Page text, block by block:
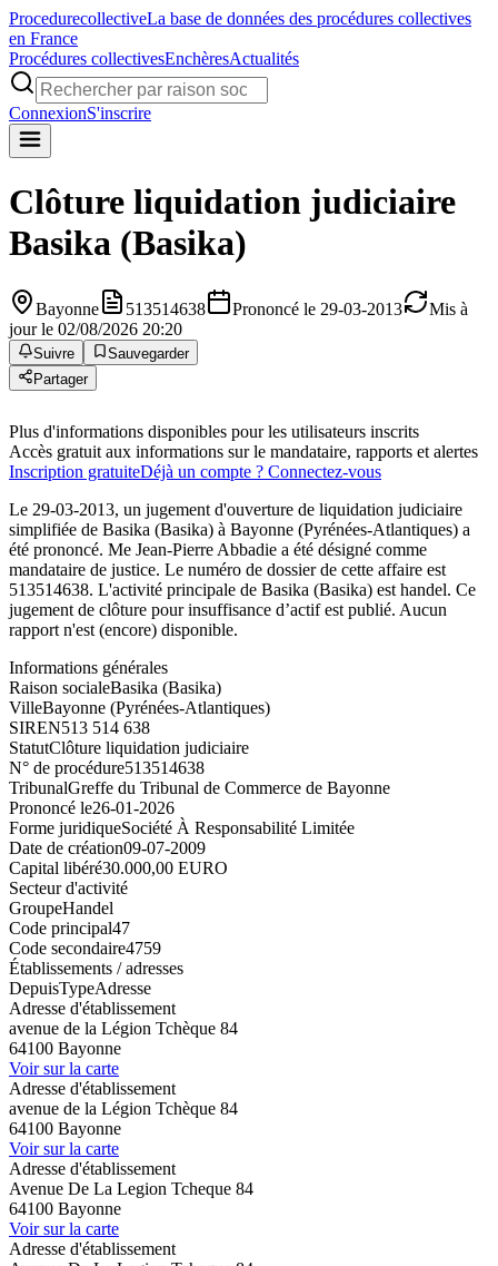
ProcedurecollectiveLa base de données des procédures collectives
en France
Procédures collectivesEnchèresActualités
ConnexionS'inscrire
Clôture liquidation judiciaire
Basika (Basika)
Bayonne 513514638 Prononcé le 29-03-2013
Mis à
jour le 02/08/2026 20:20
Suivre
Sauvegarder
Partager
Plus d'informations disponibles pour les utilisateurs inscrits
Accès gratuit aux informations sur le mandataire, rapports et alertes
Inscription gratuiteDéjà un compte ? Connectez-vous
Le 29-03-2013, un jugement d'ouverture de liquidation judiciaire
simplifiée de Basika (Basika) à Bayonne (Pyrénées-Atlantiques) a
été prononcé. Me Jean-Pierre Abbadie a été désigné comme
mandataire de justice. Le numéro de dossier de cette affaire est
513514638. L'activité principale de Basika (Basika) est handel. Ce
jugement de clôture pour insuffisance d’actif est publié. Aucun
rapport n'est (encore) disponible.
Informations générales
Raison socialeBasika (Basika)
VilleBayonne (Pyrénées-Atlantiques)
SIREN513 514 638
StatutClôture liquidation judiciaire
N° de procédure513514638
TribunalGreffe du Tribunal de Commerce de Bayonne
Prononcé le26-01-2026
Forme juridiqueSociété À Responsabilité Limitée
Date de création09-07-2009
Capital libéré30.000,00 EURO
Secteur d'activité
GroupeHandel
Code principal47
Code secondaire4759
Établissements / adresses
DepuisTypeAdresse
Adresse d'établissement
avenue de la Légion Tchèque 84
64100 Bayonne
Voir sur la carte
Adresse d'établissement
avenue de la Légion Tchèque 84
64100 Bayonne
Voir sur la carte
Adresse d'établissement
Avenue De La Legion Tcheque 84
64100 Bayonne
Voir sur la carte
Adresse d'établissement